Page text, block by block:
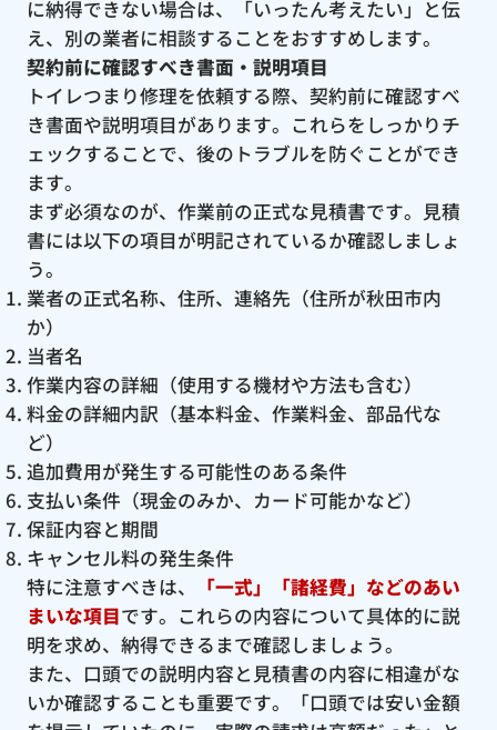
に納得できない場合は、「いったん考えたい」と伝
え、別の業者に相談することをおすすめします。
契約前に確認すべき書面・説明項目
トイレつまり修理を依頼する際、契約前に確認すべ
き書面や説明項目があります。これらをしっかりチ
ェックすることで、後のトラブルを防ぐことができ
ます。
まず必須なのが、作業前の正式な見積書です。見積
書には以下の項目が明記されているか確認しましょ
う。
業者の正式名称、住所、連絡先（住所が秋田市内
か）
当者名
作業内容の詳細（使用する機材や方法も含む）
料金の詳細内訳（基本料金、作業料金、部品代な
ど）
追加費用が発生する可能性のある条件
支払い条件（現金のみか、カード可能かなど）
保証内容と期間
キャンセル料の発生条件
特に注意すべきは、
「一式」「諸経費」などのあい
まいな項目です。これらの内容について具体的に説
明を求め、納得できるまで確認しましょう。
また、口頭での説明内容と見積書の内容に相違がな
いか確認することも重要です。「口頭では安い金額